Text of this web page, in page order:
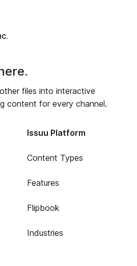
files into interactive
content for every channel.
Issuu Platform
Content Types
Features
Flipbook
Industries